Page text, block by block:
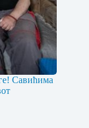
Савићима